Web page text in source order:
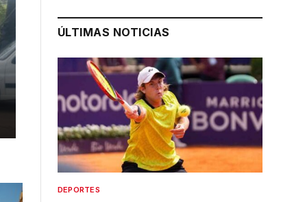
ÚLTIMAS NOTICIAS
DEPORTES